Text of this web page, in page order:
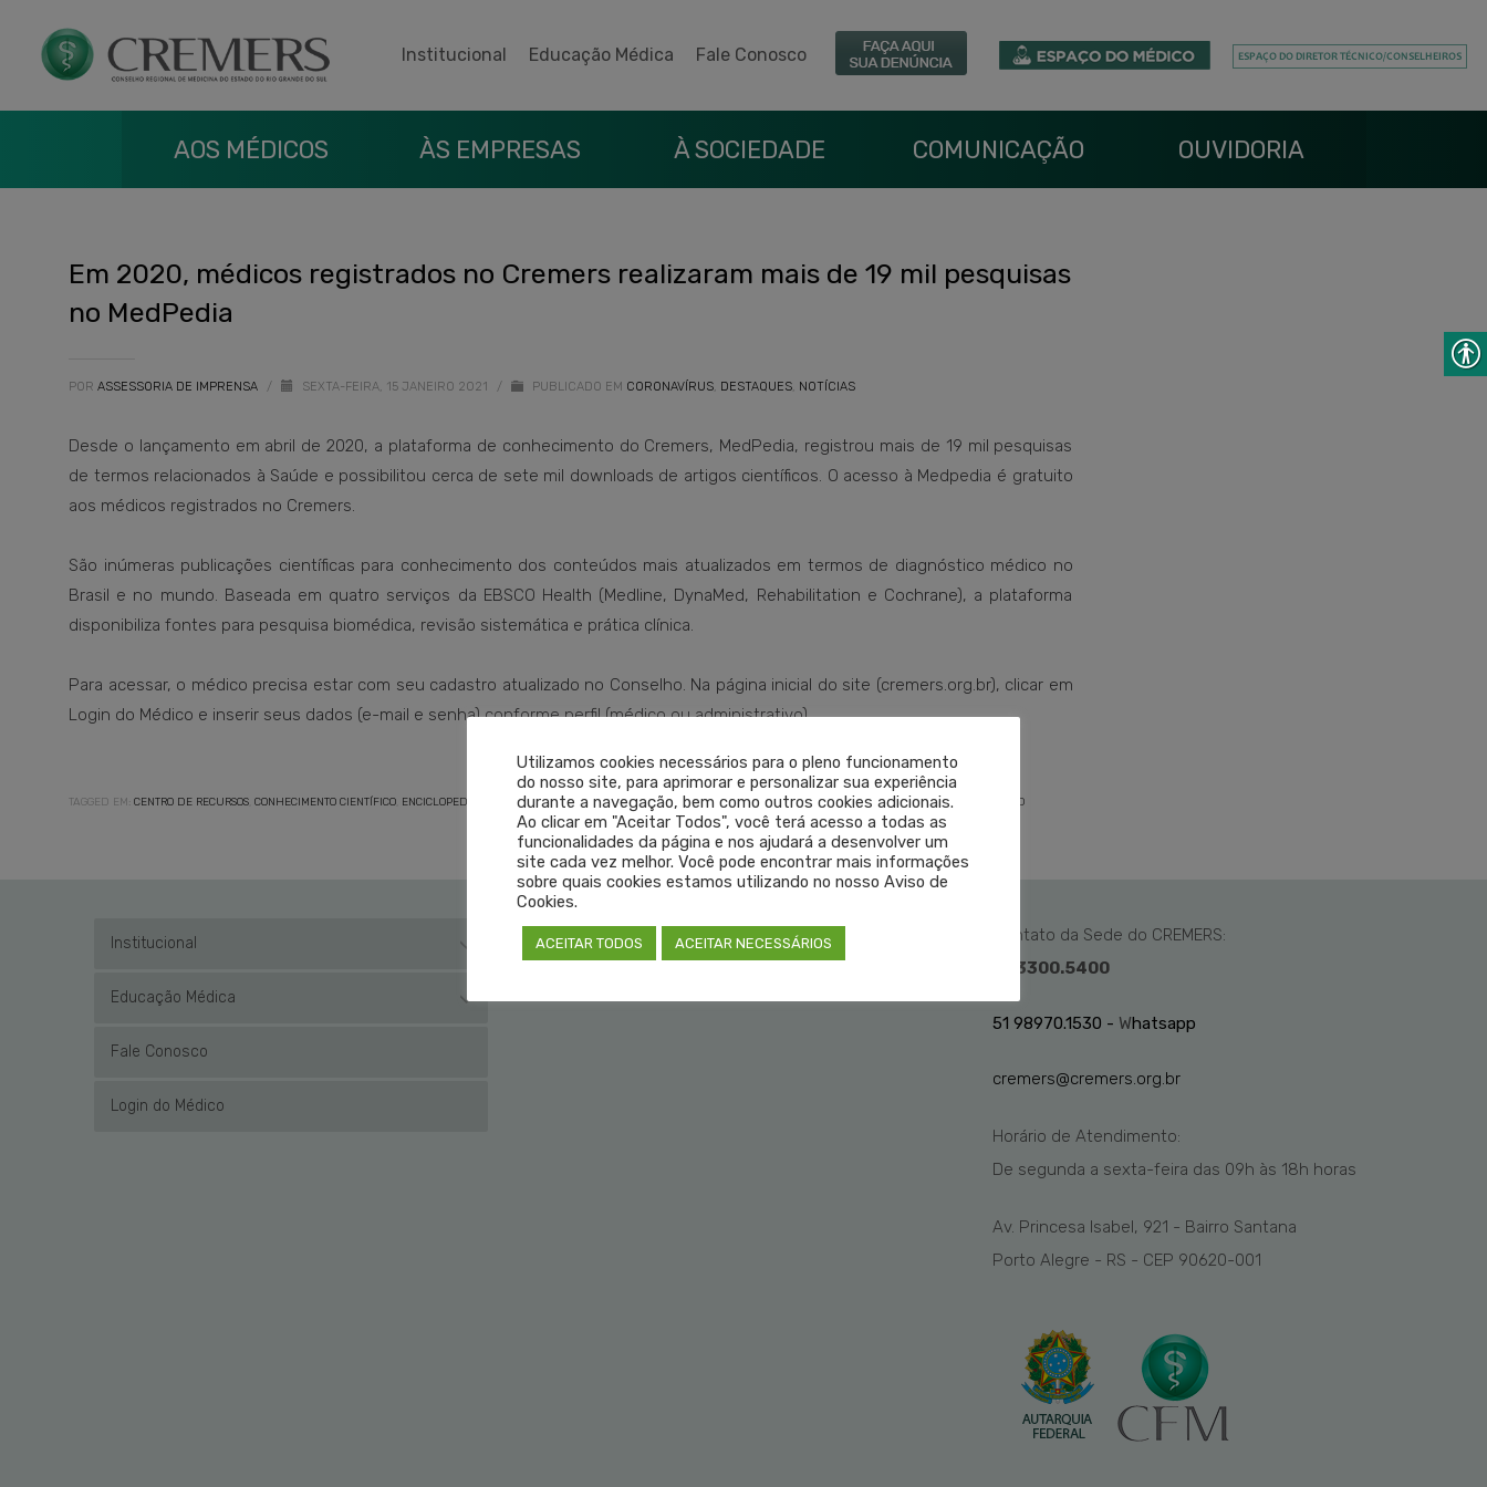
Institucional Educação Médica Fale Conosco
AOS MÉDICOS ÀS EMPRESAS À SOCIEDADE COMUNICAÇÃO OUVIDORIA
Em 2020, médicos registrados no Cremers realizaram mais de 19 mil pesquisas
no MedPedia
POR ASSESSORIA DE IMPRENSA / SEXTA-FEIRA, 15 JANEIRO 2021 / PUBLICADO EM CORONAVÍRUS, DESTAQUES, NOTÍCIAS
Desde o lançamento em abril de 2020, a plataforma de conhecimento do Cremers, MedPedia, registrou mais de 19 mil pesquisas
de termos relacionados à Saúde e possibilitou cerca de sete mil downloads de artigos científicos. O acesso à Medpedia é gratuito
aos médicos registrados no Cremers.
São inúmeras publicações científicas para conhecimento dos conteúdos mais atualizados em termos de diagnóstico médico no
Brasil e no mundo. Baseada em quatro serviços da EBSCO Health (Medline, DynaMed, Rehabilitation e Cochrane), a plataforma
disponibiliza fontes para pesquisa biomédica, revisão sistemática e prática clínica.
Para acessar, o médico precisa estar com seu cadastro atualizado no Conselho. Na página inicial do site (cremers.org.br), clicar em
Login do Médico e inserir seus dados (e-mail e senha) conforme perfil (médico ou administrativo).
TAGGED EM: CENTRO DE RECURSOS CONHECIMENTO CIENTÍFICO ENCICLOPEDIA MÉDICA,MEDIPEDIA ,MEDPEDIA,MEDPEDIA CREMERS,MEDPEDIA RS ,PLATAFORMA DE CONHECIMENTO
Institucional
Educação Médica
Fale Conosco
Login do Médico
Contato da Sede do CREMERS:
51 3300.5400
51 98970.1530 - Whatsapp
cremers@cremers.org.br
Horário de Atendimento:
De segunda a sexta-feira das 09h às 18h horas
Av. Princesa Isabel, 921 - Bairro Santana
Porto Alegre - RS - CEP 90620-001
Utilizamos cookies necessários para o pleno funcionamento
do nosso site, para aprimorar e personalizar sua experiência
durante a navegação, bem como outros cookies adicionais.
Ao clicar em "Aceitar Todos", você terá acesso a todas as
funcionalidades da página e nos ajudará a desenvolver um
site cada vez melhor. Você pode encontrar mais informações
sobre quais cookies estamos utilizando no nosso Aviso de
Cookies.
ACEITAR TODOS ACEITAR NECESSÁRIOS